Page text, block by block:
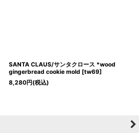
SANTA CLAUS/サンタクロース *wood
gingerbread cookie mold [tw69]
8,280円(税込)